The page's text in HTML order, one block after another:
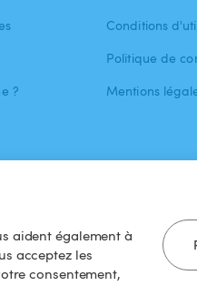
aident également à
acceptez les
consentement,
?
Conditions
Politique de
Mentions